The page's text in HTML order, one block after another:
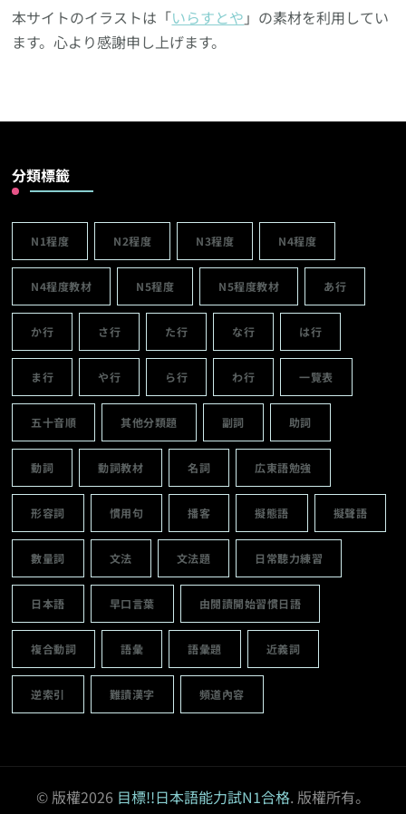
本サイトのイラストは「いらすとや 」の素材を利用してい
ます。心より感謝申し上げます。
分類標籤
N1程度 N2程度 N3程度 N4程度
N4程度教材 N5程度 N5程度教材 あ行
か行 さ行 た行 な行 は行
ま行 や行 ら行 わ行 一覽表
五十音順 其他分類題 副詞 助詞
動詞 動詞教材 名詞 広東語勉強
形容詞 慣用句 播客 擬態語 擬聲語
數量詞 文法 文法題 日常聽力練習
日本語 早口言葉 由閱讀開始習慣日語
複合動詞 語彙 語彙題 近義詞
逆索引 難讀漢字 頻道內容
© 版權2026 目標!!日本語能力試N1合格. 版權所有。